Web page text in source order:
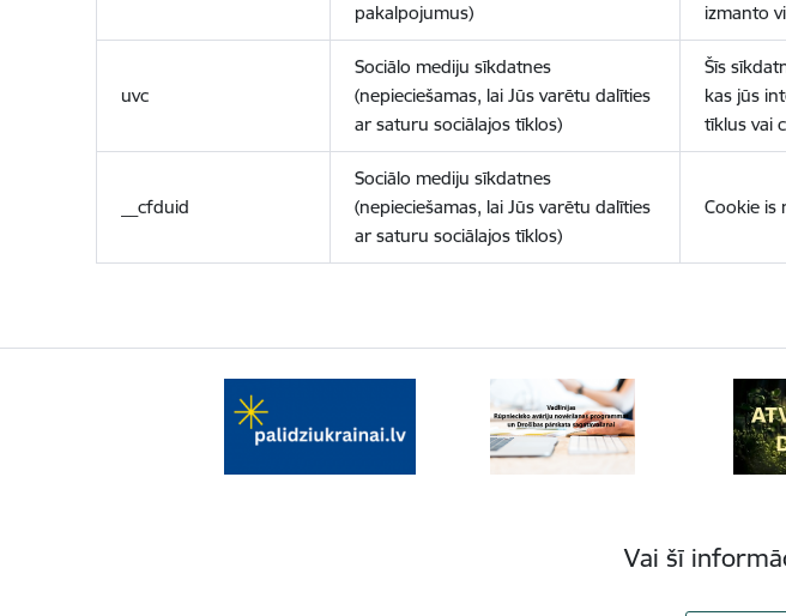
pakalpojumus)
izmanto
uvc
Sociālo mediju sīkdatnes
(nepieciešamas, lai Jūs varētu dalīties
ar saturu sociālajos tīklos)
Šīs
kas jūs
tīklus vai
__cfduid
Sociālo mediju sīkdatnes
(nepieciešamas, lai Jūs varētu dalīties
ar saturu sociālajos tīklos)
Cookie is
Vai šī